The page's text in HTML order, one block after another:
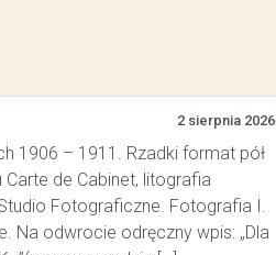
2 sierpnia 2026
1906 – 1911. Rzadki format pół
de Cabinet, litografia
Fotograficzne. Fotografia I.
Na odwrocie odręczny wpis: „Dla